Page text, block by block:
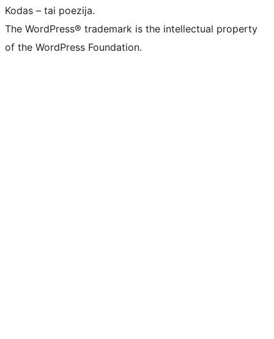
Kodas – tai poezija.
The WordPress® trademark is the intellectual property
of the WordPress Foundation.